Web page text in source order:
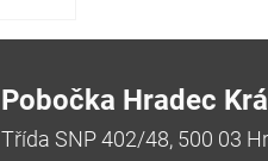
Pobočka Hradec
Třída SNP 402/48, 500 03